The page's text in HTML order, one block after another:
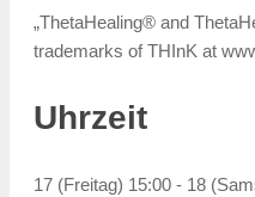
„ThetaHealing® and
trademarks of THInK at
Uhrzeit
17 (Freitag) 15:00 - 18